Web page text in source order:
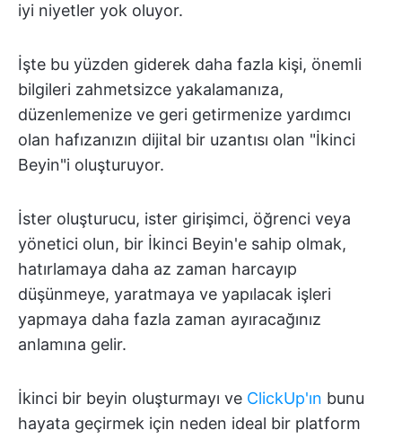
iyi niyetler yok oluyor.
İşte bu yüzden giderek daha fazla kişi, önemli
bilgileri zahmetsizce yakalamanıza,
düzenlemenize ve geri getirmenize yardımcı
olan hafızanızın dijital bir uzantısı olan "İkinci
Beyin"i oluşturuyor.
İster oluşturucu, ister girişimci, öğrenci veya
yönetici olun, bir İkinci Beyin'e sahip olmak,
hatırlamaya daha az zaman harcayıp
düşünmeye, yaratmaya ve yapılacak işleri
yapmaya daha fazla zaman ayıracağınız
anlamına gelir.
İkinci bir beyin oluşturmayı ve ClickUp'ın bunu
hayata geçirmek için neden ideal bir platform